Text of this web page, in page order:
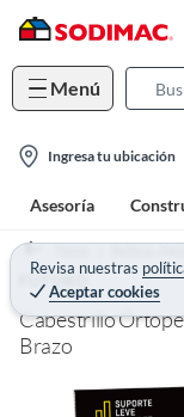
Menú
a
o
n
Ingresa tu ubicación
Asesoría
Revisa nuestras
Aceptar cookies
Home Belleza,
FUTURO
Cabestrillo
Brazo